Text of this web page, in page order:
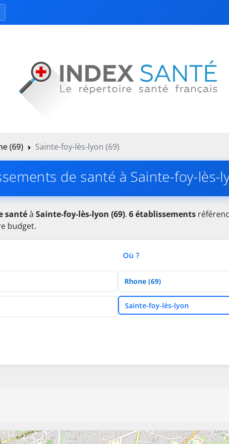
(69) Sainte-foy-lès-lyon (69)
de santé à Sainte-foy-lès-
santéà Sainte-foy-lès-lyon (69). 6 établissements
budget.
Où ?
Département
VilleSainte-foy-lès-lyon